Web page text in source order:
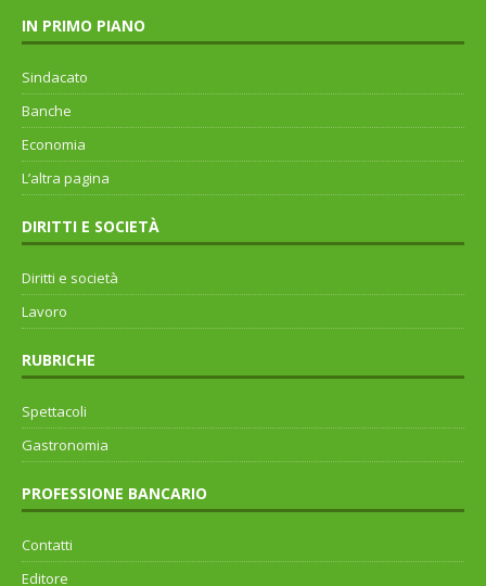
IN PRIMO PIANO
Sindacato
Banche
Economia
L’altra pagina
DIRITTI E SOCIETÀ
Diritti e società
Lavoro
RUBRICHE
Spettacoli
Gastronomia
PROFESSIONE BANCARIO
Contatti
Editore